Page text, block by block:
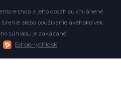
e-shop a jeho obsah sú chránené
alebo používanie akéhokoľvek
súhlasu je zakázané.
Eshop-rychlo.sk